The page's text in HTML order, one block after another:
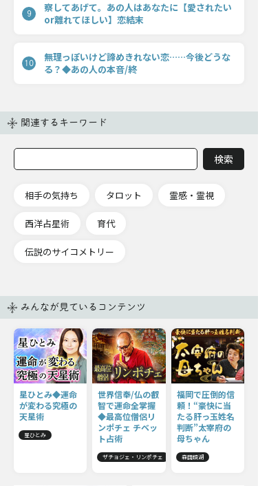
9
察してあげて。あの人はあなたに【愛されたい
or離れてほしい】恋結末
10
無理っぽいけど諦めきれない恋……今後どうな
る？◆あの人の本音/終
関連するキーワード
相手の気持ち タロット 霊感・霊視
西洋占星術 育代
伝説のサイコメトリー
みんなが見ているコンテンツ
星ひとみ◆運命
が変わる究極の
天星術
星ひとみ
世界信奉/仏の叡
智で運命全掌握
◆最高位僧侶リ
ンポチェ チベッ
ト占術
ザチョジェ・リンポチェ
福岡で圧倒的信
頼！“豪快に当
たる肝っ玉姓名
判断”太宰府の
母ちゃん
森田鏡湖